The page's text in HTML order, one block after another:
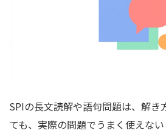
SPIの長文読解や語句問題は、解き
ても、実際の問題でうまく使えな